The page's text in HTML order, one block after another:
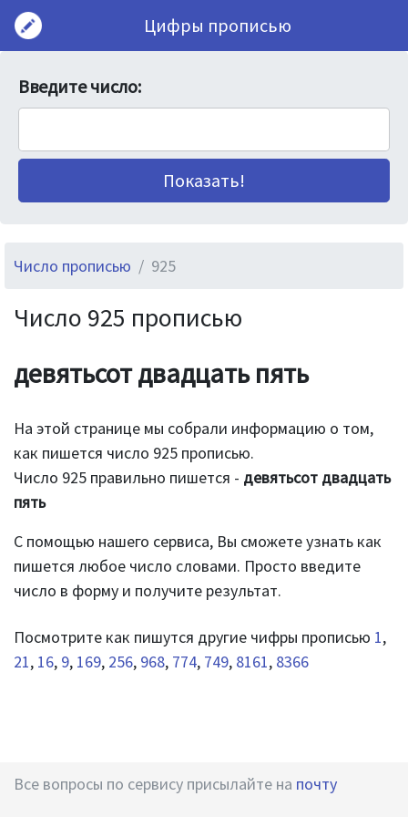
Цифры прописью
Введите число:
Число прописью 925
Число 925 прописью
девятьсот двадцать пять
На этой странице мы собрали информацию о том,
как пишется число 925 прописью.
Число 925 правильно пишется - девятьсот двадцать
пять
С помощью нашего сервиса, Вы сможете узнать как
пишется любое число словами. Просто введите
число в форму и получите результат.
Посмотрите как пишутся другие чифры прописью 1,
21, 16, 9, 169, 256, 968, 774, 749, 8161, 8366
Все вопросы по сервису присылайте на почту